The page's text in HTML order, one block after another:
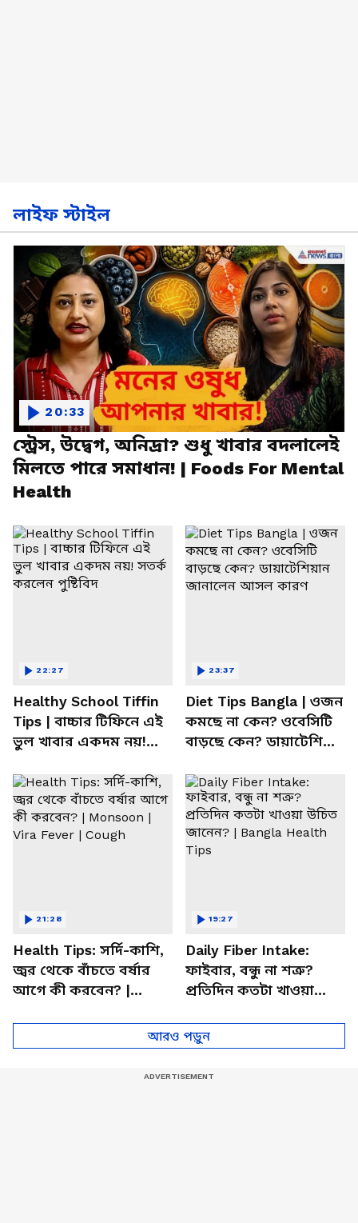
লাইফ স্টাইল
স্ট্রেস, উদ্বেগ, অনিদ্রা? শুধু খাবার বদলালেই
মিলতে পারে সমাধান! | Foods For Mental
Health
20:33
Healthy School Tiffin
Tips | বাচ্চার টিফিনে এই
ভুল খাবার একদম নয়!
22:27
Diet Tips Bangla | ওজন
কমছে না কেন? ওবেসিটি
বাড়ছে কেন? ডায়াটেশিয়ান
23:37
Health Tips: সর্দি-কাশি,
জ্বর থেকে বাঁচতে বর্ষার
আগে কী করবেন? |
21:28
Daily Fiber Intake:
ফাইবার, বন্ধু না শত্রু?
প্রতিদিন কতটা খাওয়া
Health Tips
19:27
আরও পড়ুন